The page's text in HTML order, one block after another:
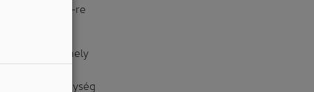
3 m²-re
áll, amely
részecskék
Ez a szűrőegység